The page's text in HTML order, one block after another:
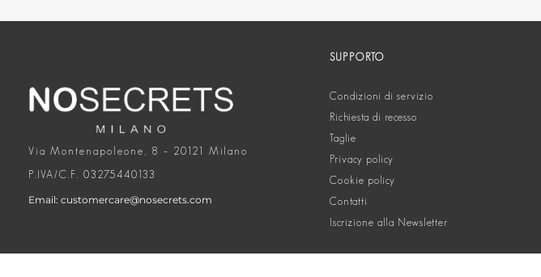
Via Montenapoleone, 8 – 20121 Milano
P.IVA/C.F. 03275440133
Email: customercare@nosecrets.com
SUPPORTO
Condizioni di servizio
Richiesta di recesso
Taglie
Privacy policy
Cookie policy
Contatti
Iscrizione alla Newsletter